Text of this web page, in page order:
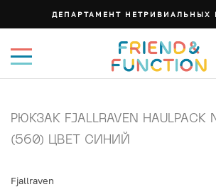
ДЕПАРТАМЕНТ НЕТРИВИАЛЬНЫХ
РЮКЗАК FJALLRAVEN HAULPACK
(560) ЦВЕТ СИНИЙ
Fjallraven